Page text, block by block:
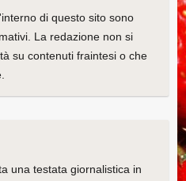
di questo sito sono
La redazione non si
su contenuti fraintesi o che
una testata giornalistica in